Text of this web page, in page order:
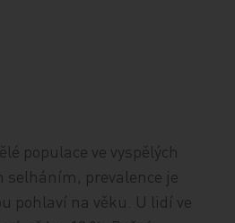
populace ve vyspělých
prevalence je
pohlaví na věku. U lidí ve